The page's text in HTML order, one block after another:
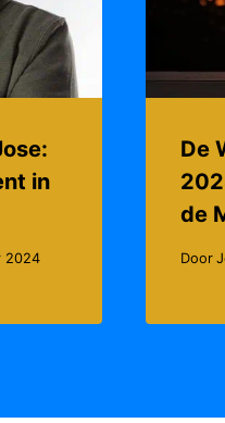
in
2024
De
de
Door